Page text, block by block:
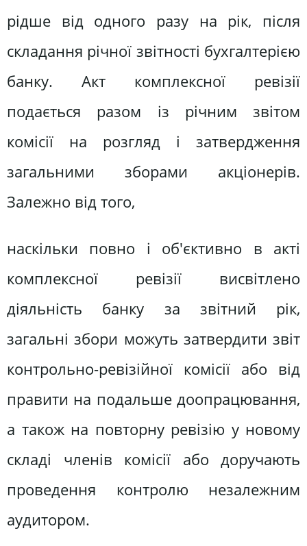
рідше від одного разу на рік, після
складання річної звітності бухгалтерією
банку. Акт комплексної ревізії
подається разом із річним звітом
комісії на розгляд і затвердження
загальними зборами акціонерів.
Залежно від того,
наскільки повно і об'єктивно в акті
комплексної ревізії висвітлено
діяльність банку за звітний рік,
загальні збори можуть затвердити звіт
контрольно-ревізійної комісії або від
правити на подальше доопрацювання,
а також на повторну ревізію у новому
складі членів комісії або доручають
проведення контролю незалежним
аудитором.